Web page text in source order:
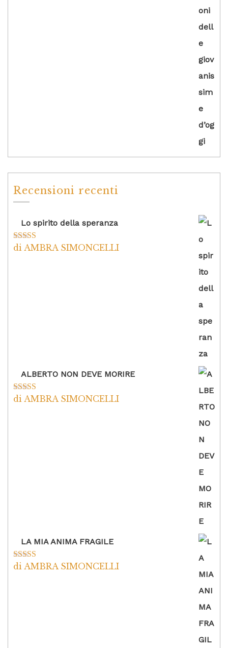
Recensioni recenti
Lo spirito della speranza
Valutato5su
di AMBRA SIMONCELLI
ALBERTO NON DEVE MORIRE
Valutato5su
di AMBRA SIMONCELLI
LA MIA ANIMA FRAGILE
Valutato5su
di AMBRA SIMONCELLI